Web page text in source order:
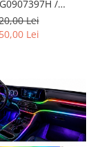
/
pentru Audi,
Lei
Lei